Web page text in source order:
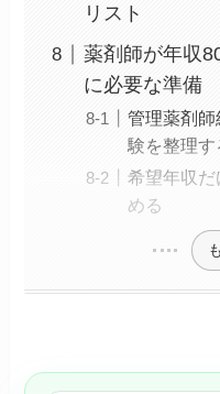
リスト
薬剤師が年収
に必要な準備
管理薬剤
験を整理す
希望年収
める